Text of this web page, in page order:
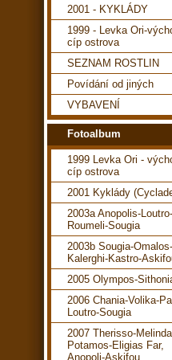
2001 - KYKLÁDY
1999 - Levka Ori-
cíp ostrova
SEZNAM ROSTLIN
Povídání od jiných
VYBAVENÍ
Fotoalbum
1999 Levka Ori -
cíp ostrova
2001 Kyklády
2003a Anopolis-
Roumeli-Sougia
2003b Sougia-Omalos-
Kalerghi-Kastro-
2005 Olympos-
2006 Chania-Volika-
Loutro-Sougia
2007 Therisso-
Potamos-Eligias Far,
Anopoli-Askifou